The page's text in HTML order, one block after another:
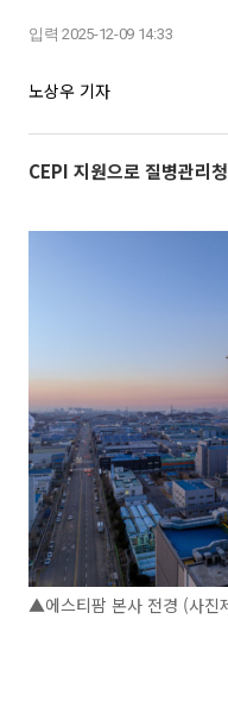
입력 2025-12-09 14:33
노상우 기자
CEPI 지원으로 질병관리
▲에스티팜 본사 전경 (사진